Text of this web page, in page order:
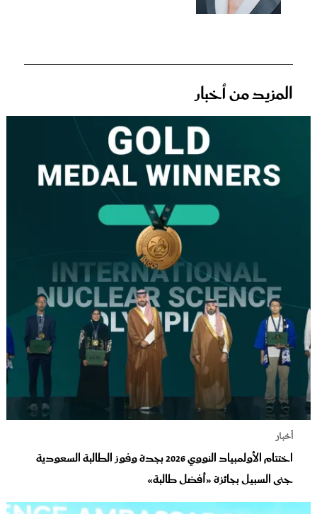
المزيد من أخبار
أخبار
اختتام الأولمبياد النووي 2026 بجدة وفوز الطالبة السعودية
جنى السبيل بجائزة «أفضل طالبة»